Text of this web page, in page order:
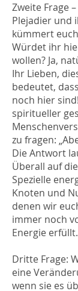
Zweite Frage
Plejadier und
kümmert
Würdet ihr
wollen? Ja,
Ihr Lieben,
bedeutet,
noch hier
spiritueller
zu fragen:
Die Antwort
Überall auf
Spezielle
Knoten und
denen wir
immer noch
Energie erfüllt.
Dritte Frage:
eine
wenn sie es